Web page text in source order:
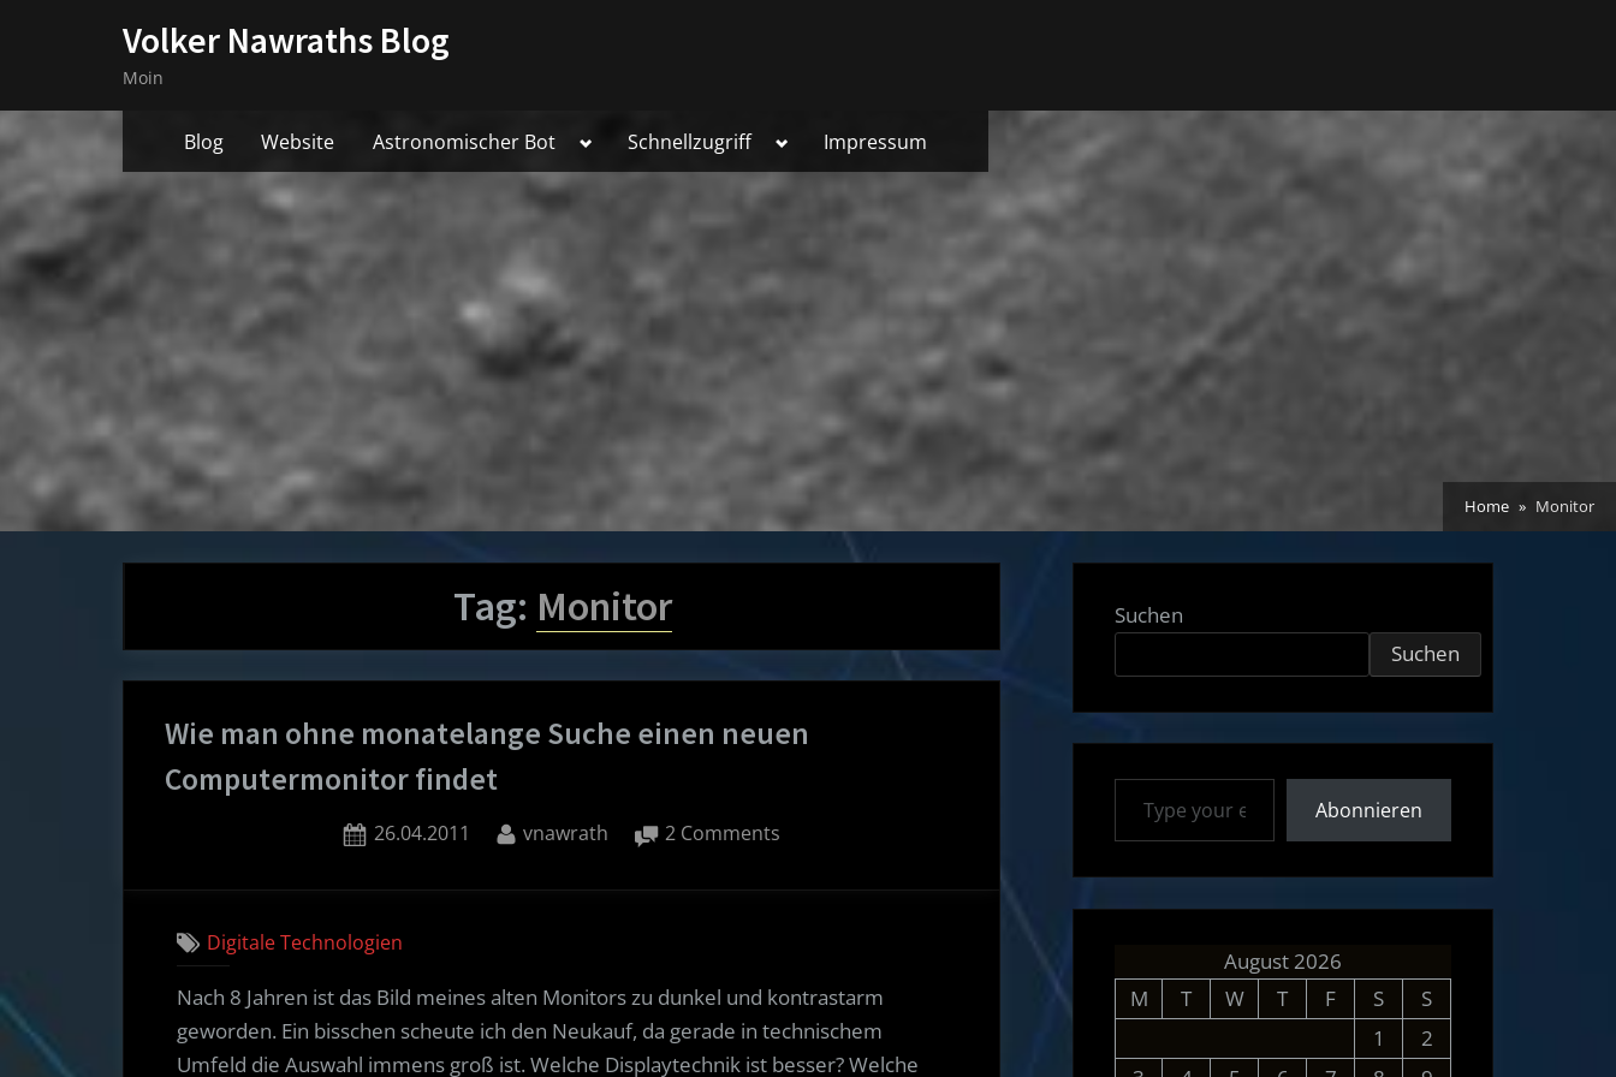
Volker Nawraths Blog
Moin
Blog Website Astronomischer Bot Toggle
menu
Schnellzugriff Toggle
menu
Impressum
Home Monitor
Tag: Monitor
Wie man ohne monatelange Suche einen neuen
Computermonitor findet
Posted
26.04.2011 By
vnawrath 2 Commentson
Suche
einen
neuen
Digitale Technologien
Nach 8 Jahren ist das Bild meines alten Monitors zu dunkel und kontrastarm
geworden. Ein bisschen scheute ich den Neukauf, da gerade in technischem
Umfeld die Auswahl immens groß ist. Welche Displaytechnik ist besser? Welche
Suchen
Suchen
Type your email…
Abonnieren
August 2026
M
T W T F S
S
1
2